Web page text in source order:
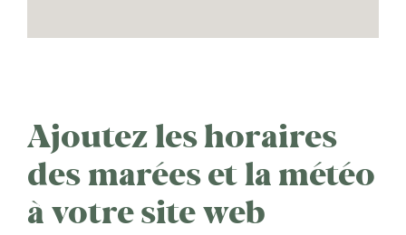
Ajoutez les horaires
des marées et la météo
à votre site web